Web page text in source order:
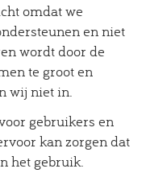
omdat we
en niet
wordt door de
te groot en
wij niet in.
gebruikers en
kan zorgen dat
het gebruik.